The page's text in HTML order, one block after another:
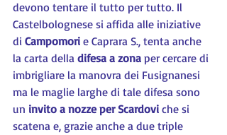
devono tentare il tutto per tutto. Il
Castelbolognese si affida alle iniziative
di Campomori e Caprara S., tenta anche
la carta della difesa a zona per cercare di
imbrigliare la manovra dei Fusignanesi
ma le maglie larghe di tale difesa sono
un invito a nozze per Scardovi che si
scatena e, grazie anche a due triple